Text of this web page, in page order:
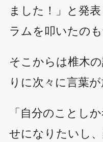
ました！」と発
ラムを叩いたの
そこからは椎木
りに次々に言葉が
「自分のことし
せになりたいし